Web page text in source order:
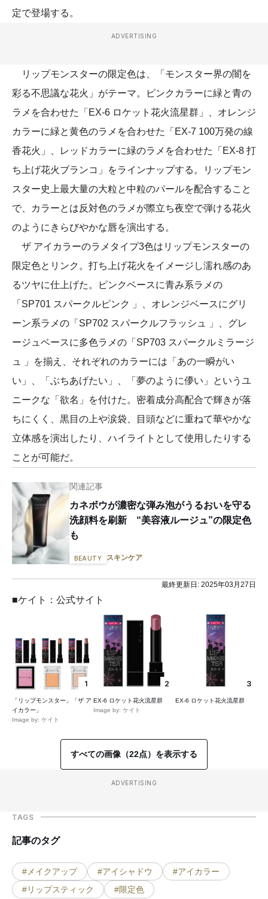
定で登場する。
ADVERTISING
リップモンスターの限定色は、「モンスター界の闇を
彩る不思議な花火」がテーマ。ピンクカラーに緑と青の
ラメを合わせた「EX-6 ロケット花火流星群」、オレンジ
カラーに緑と黄色のラメを合わせた「EX-7 100万発の線
香花火」、レッドカラーに緑のラメを合わせた「EX-8 打
ち上げ花火ブランコ」をラインナップする。リップモン
スター史上最大量の大粒と中粒のパールを配合すること
で、カラーとは反対色のラメが際立ち夜空で弾ける花火
のようにきらびやかな唇を演出する。
ザ アイカラーのラメタイプ3色はリップモンスターの
限定色とリンク。打ち上げ花火をイメージし濡れ感のあ
るツヤに仕上げた。ピンクベースに青み系ラメの
「SP701 スパークルピンク 」、オレンジベースにグリ
ーン系ラメの「SP702 スパークルフラッシュ 」、グレ
ージュベースに多色ラメの「SP703 スパークルミラージ
ュ 」を揃え、それぞれのカラーには「あの一瞬がい
い」、「ぶちあげたい」、「夢のように儚い」というユ
ニークな「欲名」を付けた。密着成分高配合で輝きが落
ちにくく、黒目の上や涙袋、目頭などに重ねて華やかな
立体感を演出したり、ハイライトとして使用したりする
ことが可能だ。
関連記事
カネボウが濃密な弾み泡がうるおいを守る
洗顔料を刷新 “美容液ルージュ”の限定色
も
BEAUTY スキンケア
最終更新日: 2025年03月27日
■ケイト：公式サイト
1
「リップモンスター」「ザ ア
イカラー」
Image by: ケイト
2
EX-6 ロケット花火流星群
Image by: ケイト
3
EX-6 ロケット花火流星群
すべての画像（22点）を表示する
ADVERTISING
TAGS
記事のタグ
#メイクアップ #アイシャドウ
#アイカラー
#リップスティック
#限定色